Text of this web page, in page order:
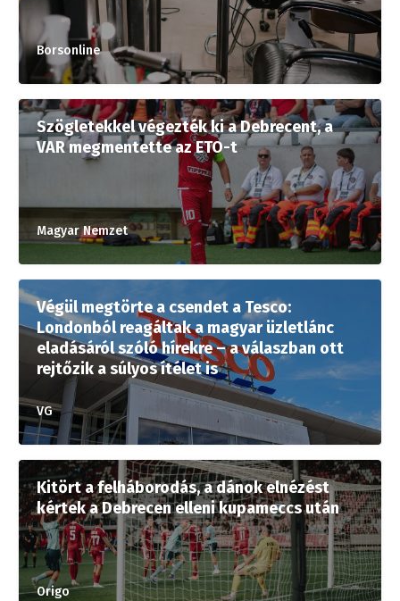
Borsonline
Szögletekkel végezték ki a Debrecent, a
VAR megmentette az ETO-t
Magyar Nemzet
Végül megtörte a csendet a Tesco:
Londonból reagáltak a magyar üzletlánc
eladásáról szóló hírekre – a válaszban ott
rejtőzik a súlyos ítélet is
VG
Kitört a felháborodás, a dánok elnézést
kértek a Debrecen elleni kupameccs után
Origo